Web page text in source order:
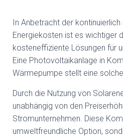
In Anbetracht der kontinuierlich
Energiekosten ist es wichtiger
kosteneffiziente Lösungen für
Eine Photovoltaikanlage in
Wärmepumpe stellt eine
Durch die Nutzung von
unabhängig von den
Stromunternehmen. Diese
umweltfreundliche Option,